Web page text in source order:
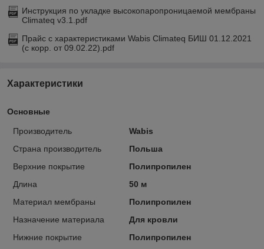
Инструкция по укладке высокопаропроницаемой мембраны
Climateq v3.1.pdf
Прайс с характеристиками Wabis Climateq БИШ 01.12.2021
(с корр. от 09.02.22).pdf
Характеристики
Основные
Производитель
Wabis
Страна производитель
Польша
Верхние покрытие
Полипропилен
Длина
50 м
Материал мембраны
Полипропилен
Назначение материала
Для кровли
Нижние покрытие
Полипропилен